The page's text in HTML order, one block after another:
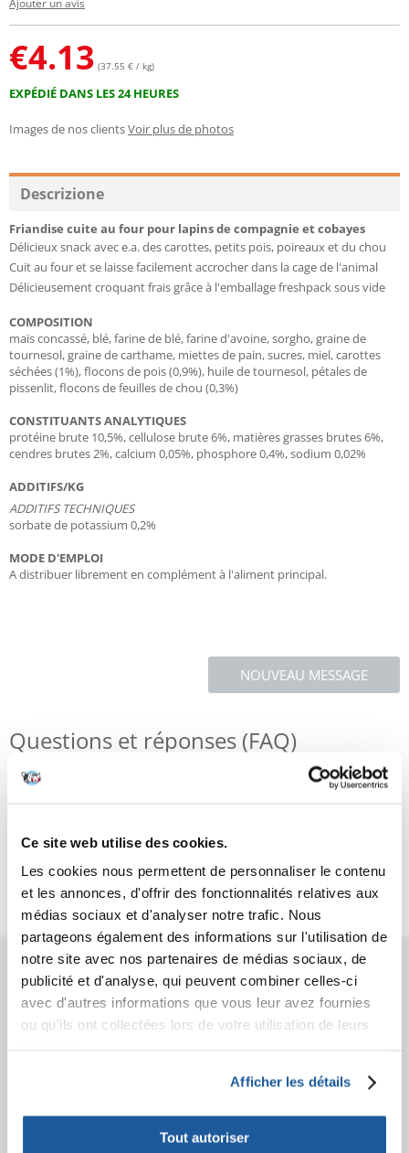
Ce site web utilise des cookies.
Les cookies nous permettent de personnaliser le contenu
et les annonces, d'offrir des fonctionnalités relatives aux
médias sociaux et d'analyser notre trafic. Nous
partageons également des informations sur l'utilisation de
notre site avec nos partenaires de médias sociaux, de
publicité et d'analyse, qui peuvent combiner celles-ci
avec d'autres informations que vous leur avez fournies
ou qu'ils ont collectées lors de votre utilisation de leurs
Afficher les détails
Tout autoriser
Ajouter un avis
€4.13 (37.55 € / kg)
EXPÉDIÉ DANS LES 24 HEURES
Images de nos clientsVoir plus de photos
Descrizione
Friandise cuite au four pour lapins de compagnie et cobayes
Délicieux snack avec e.a. des carottes, petits pois, poireaux et du chou
Cuit au four et se laisse facilement accrocher dans la cage de l'animal
Délicieusement croquant frais grâce à l'emballage freshpack sous vide
COMPOSITION
maïs concassé, blé, farine de blé, farine d'avoine, sorgho, graine de
tournesol, graine de carthame, miettes de pain, sucres, miel, carottes
séchées (1%), flocons de pois (0,9%), huile de tournesol, pétales de
pissenlit, flocons de feuilles de chou (0,3%)
CONSTITUANTS ANALYTIQUES
protéine brute 10,5%, cellulose brute 6%, matières grasses brutes 6%,
cendres brutes 2%, calcium 0,05%, phosphore 0,4%, sodium 0,02%
ADDITIFS/KG
ADDITIFS TECHNIQUES
sorbate de potassium 0,2%
MODE D'EMPLOI
A distribuer librement en complément à l'aliment principal.
NOUVEAU MESSAGE
Questions et réponses (FAQ)
Critiques
Photos supplémentaires
AVANT L'ACHAT
COMMANDES
APPRENEZ À NOUS CONNAÎTRE